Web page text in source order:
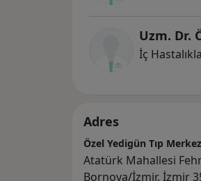
Uzm. Dr.
İç
Adres
Özel Yedigün Tıp
Atatürk Mahallesi
Bornova/İzmir, İzmir